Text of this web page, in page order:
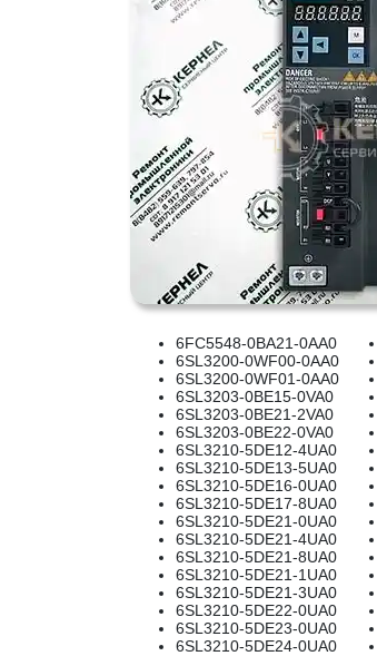
6FC5548-0BA21-0AA0
6SL3200-0WF00-0AA0
6SL3200-0WF01-0AA0
6SL3203-0BE15-0VA0
6SL3203-0BE21-2VA0
6SL3203-0BE22-0VA0
6SL3210-5DE12-4UA0
6SL3210-5DE13-5UA0
6SL3210-5DE16-0UA0
6SL3210-5DE17-8UA0
6SL3210-5DE21-0UA0
6SL3210-5DE21-4UA0
6SL3210-5DE21-8UA0
6SL3210-5DE21-1UA0
6SL3210-5DE21-3UA0
6SL3210-5DE22-0UA0
6SL3210-5DE23-0UA0
6SL3210-5DE24-0UA0